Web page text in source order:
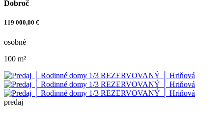
Dobroč
119 000,00 €
osobné
100 m²
predaj